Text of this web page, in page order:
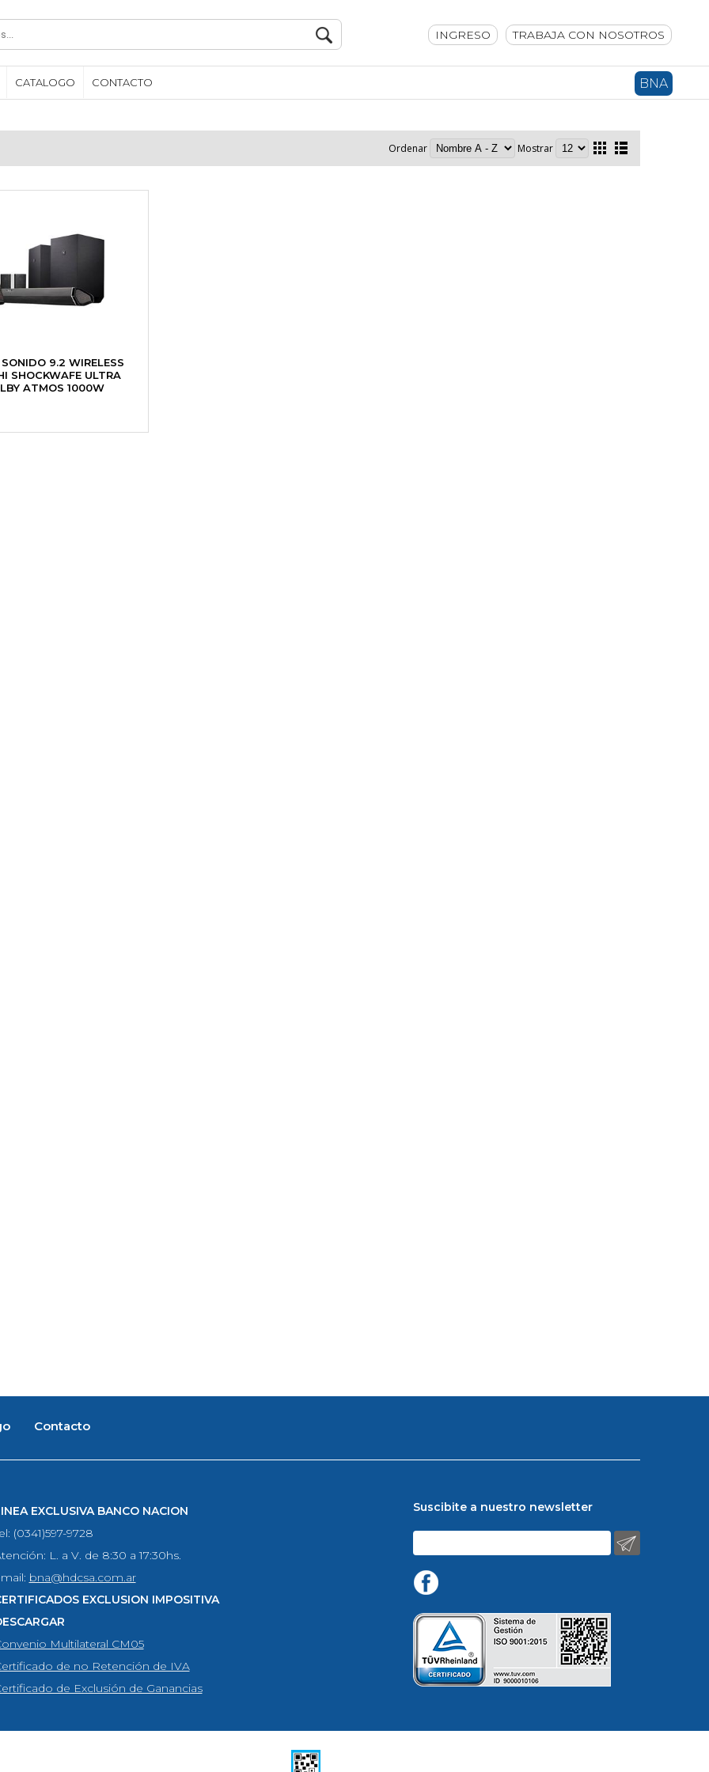
INGRESO TRABAJA CON NOSOTROS
CATALOGO CONTACTO BNA
Ordenar Mostrar
9.2 WIRELESS
SHOCKWAFE ULTRA
ATMOS 1000W
Contacto
EXCLUSIVA BANCO NACION
(0341)597-9728
L. a V. de 8:30 a 17:30hs.
bna@hdcsa.com.ar
EXCLUSION IMPOSITIVA
Multilateral CM05
de no Retención de IVA
de Exclusión de Ganancias
Suscibite a nuestro newsletter